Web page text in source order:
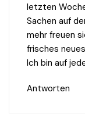
letzten
Sachen auf
mehr freuen
frisches
Ich bin auf
Antworten